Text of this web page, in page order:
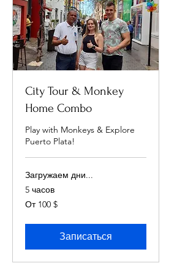
City Tour & Monkey
Home Combo
Play with Monkeys & Explore
Puerto Plata!
Загружаем дни...
5 часов
От
100
От 100 $
Записаться